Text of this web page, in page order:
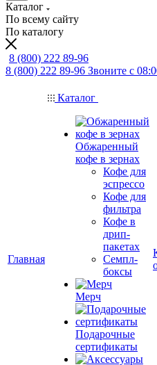
Каталог
По всему сайту
По каталогу
8 (800) 222 89-96
8 (800) 222 89-96 Звоните с
Главная
Каталог
Обжаренный
кофе в зернах
Кофе для
эспрессо
Кофе для
фильтра
Кофе в
дрип-
пакетах
Семпл-
боксы
Мерч
Подарочные
сертификаты